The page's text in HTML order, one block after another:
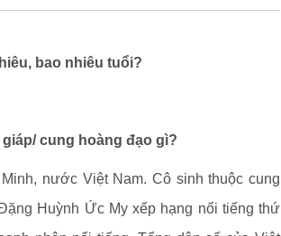
bao nhiêu tuổi?
cung hoàng đạo gì?
nước Việt Nam. Cô sinh thuộc cung
Huỳnh Ức My xếp hạng nổi tiếng thứ